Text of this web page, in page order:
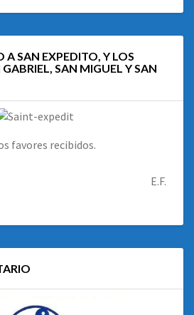
A SAN EXPEDITO, Y LOS
SAN MIGUEL Y SAN
favores recibidos.
E.F.